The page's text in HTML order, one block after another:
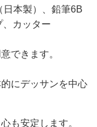
本製）、鉛筆6B
カッター
できます。
にデッサンを中心
も安定します。